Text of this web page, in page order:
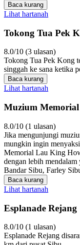
Baca kurang
Lihat hartanah
Tokong Tua Pek
8.0/10 (3 ulasan)
Tokong Tua Pek Kong
singgah ke sana ketika
Baca kurang
Lihat hartanah
Muzium
8.0/10 (1 ulasan)
Jika mengunjungi
mungkin ingin
Memorial Lau King
dengan lebih
Bandar Sibu, Farley
Baca kurang
Lihat hartanah
Esplanade Rejang
8.0/10 (1 ulasan)
Esplanade Rejang